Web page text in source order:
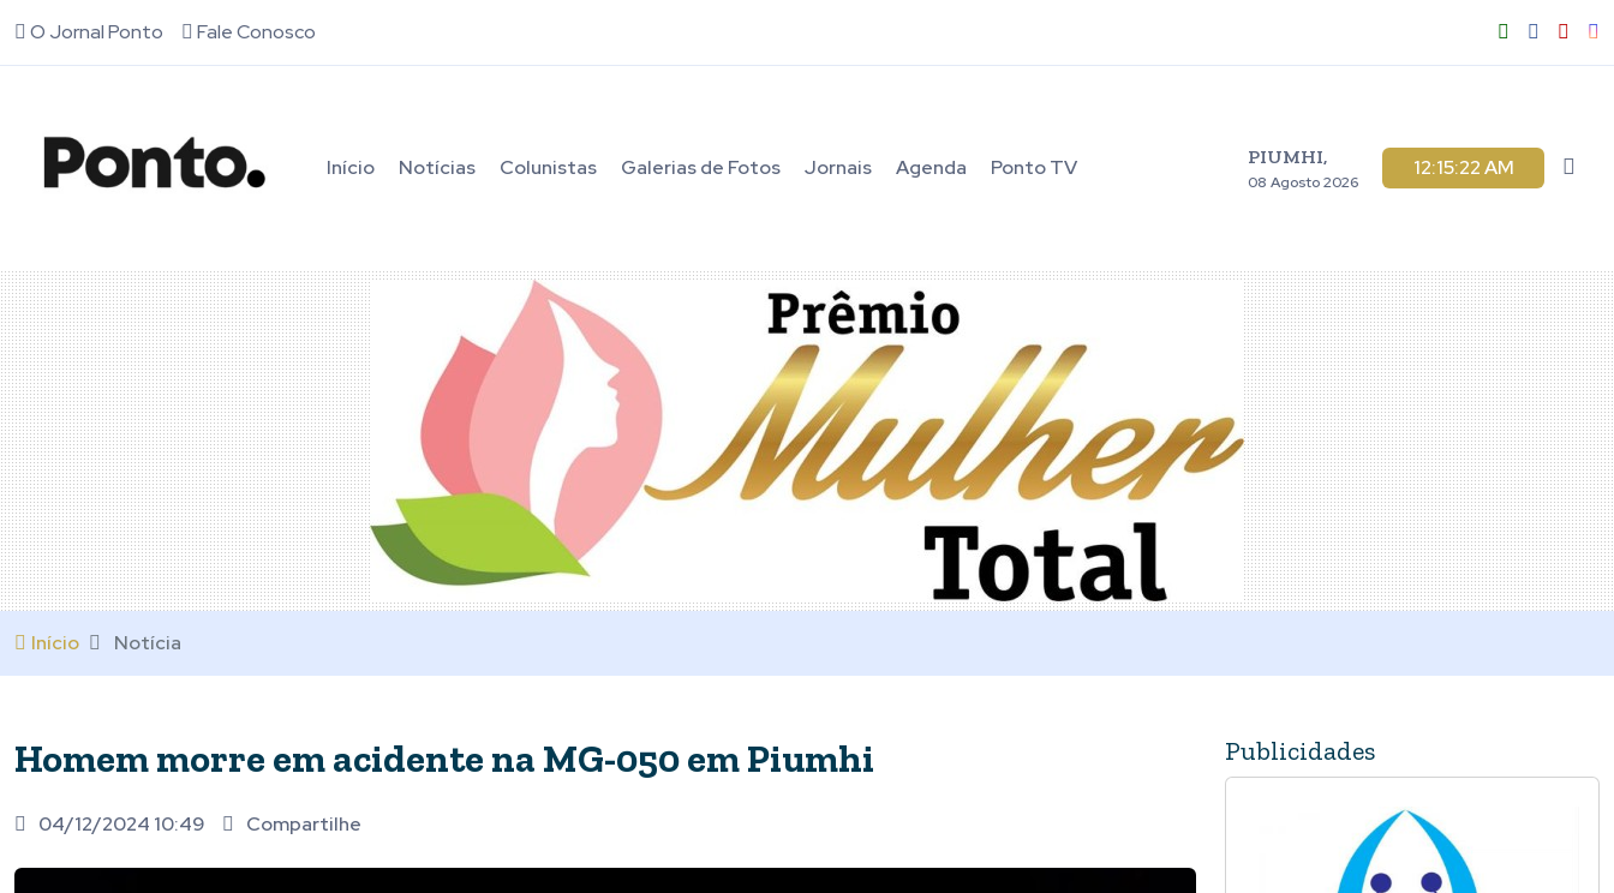
O Jornal Ponto Fale Conosco
Início Notícias Colunistas Galerias de Fotos Jornais Agenda Ponto TV PIUMHI,
08 Agosto 2026
12:15:22 AM
Início Notícia
Homem morre em acidente na MG-050 em Piumhi
04/12/2024 10:49 Compartilhe
Publicidades